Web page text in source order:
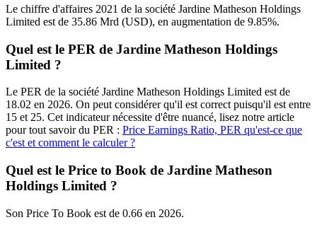
Le chiffre d'affaires 2021 de la société Jardine Matheson Holdings
Limited est de 35.86 Mrd (USD), en augmentation de 9.85%.
Quel est le PER de Jardine Matheson Holdings
Limited ?
Le PER de la société Jardine Matheson Holdings Limited est de
18.02 en 2026. On peut considérer qu'il est correct puisqu'il est entre
15 et 25. Cet indicateur nécessite d'être nuancé, lisez notre article
pour tout savoir du PER : Price Earnings Ratio, PER qu'est-ce que
c'est et comment le calculer ?
Quel est le Price to Book de Jardine Matheson
Holdings Limited ?
Son Price To Book est de 0.66 en 2026.